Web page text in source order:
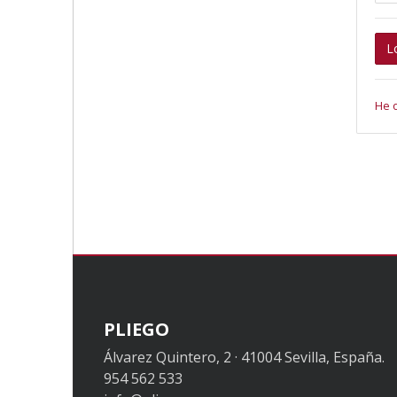
He
PLIEGO
Álvarez Quintero, 2 · 41004 Sevilla, España.
954 562 533